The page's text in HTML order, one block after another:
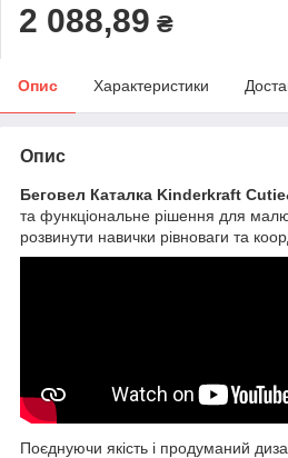
2 088,89 ₴
Опис Характеристики
Опис
Беговел Каталка Kinderkraft
та функціональне рішення для
розвинути навички рівноваги та
Поєднуючи якість і продуманий